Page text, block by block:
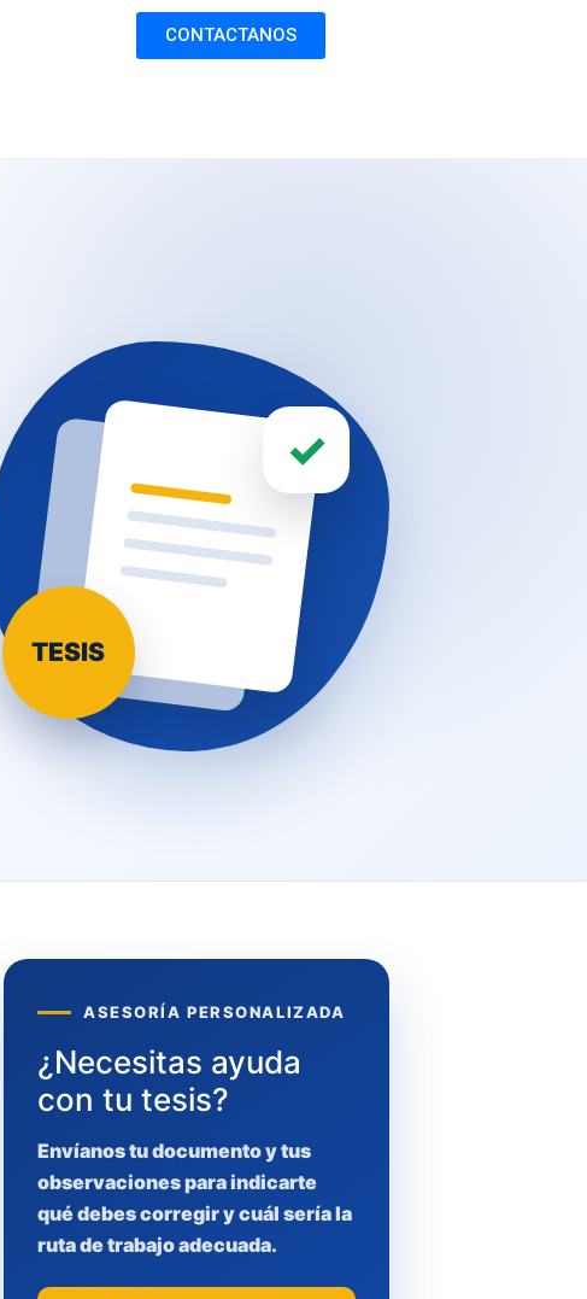
CONTACTANOS
✓
TESIS
ASESORÍA PERSONALIZADA
¿Necesitas ayuda
con tu tesis?
Envíanos tu documento y tus
observaciones para indicarte
qué debes corregir y cuál sería la
ruta de trabajo adecuada.